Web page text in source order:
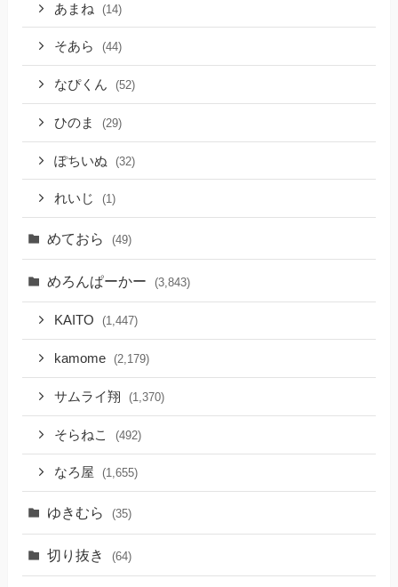
あまね (14)
そあら (44)
なぴくん (52)
ひのま (29)
ぽちいぬ (32)
れいじ (1)
めておら (49)
めろんぱーかー (3,843)
KAITO (1,447)
kamome (2,179)
サムライ翔 (1,370)
そらねこ (492)
なろ屋 (1,655)
ゆきむら (35)
切り抜き (64)